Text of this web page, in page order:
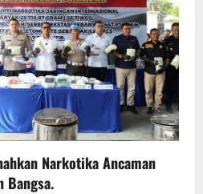
Narkotika Ancaman
Bangsa.